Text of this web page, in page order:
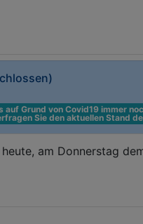
auf Grund von Covid19 immer
Sie den aktuellen Stand
am Donnerstag